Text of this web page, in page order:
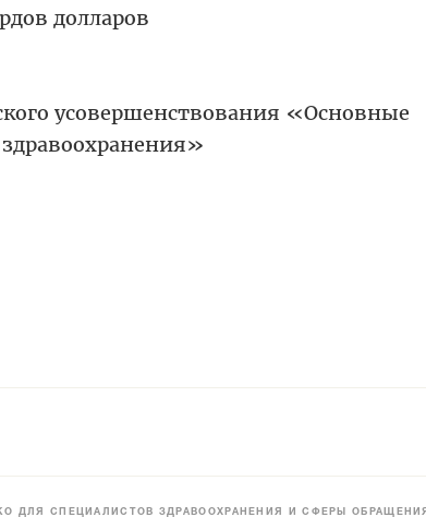
долларов
усовершенствования «Основные
ДЛЯ СПЕЦИАЛИСТОВ ЗДРАВООХРАНЕНИЯ И СФЕРЫ